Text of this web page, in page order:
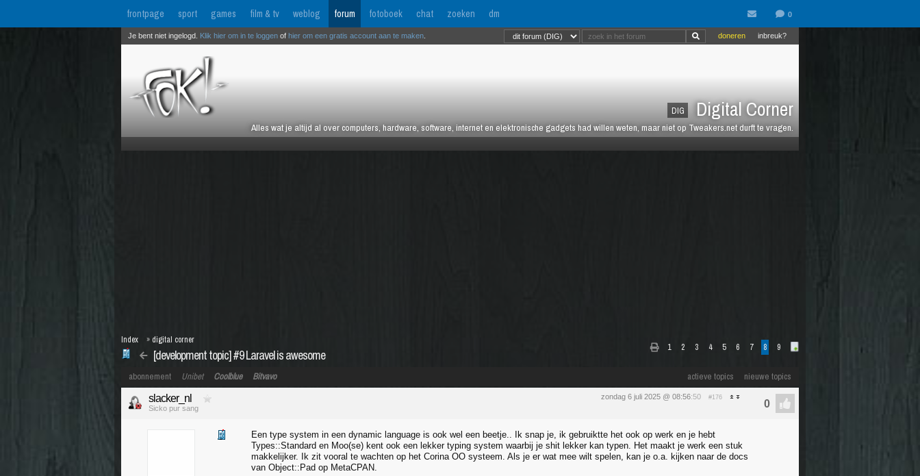
frontpage sport games film & tv weblog forum fotoboek chat zoeken dm
DIG Digital Corner
Alles wat je altijd al over computers, hardware, software, internet en elektronische gadgets had willen weten, maar niet op Tweakers.net durft te vragen.
inbreuk?
doneren
Je bent niet ingelogd. Klik hier om in te loggen of hier om een gratis account aan te maken
1 2 3 4 5 6 7 8 9
[development topic] #9 Laravel is awesome
Index » digital corner
actieve topics nieuwe topics
abonnement Unibet Coolblue Bitvavo
zondag 6 juli 2025 @ 08:56:50 #176
slacker_nl
Sicko pur sang
Een type system in een dynamic language is ook wel een beetje.. Ik snap je, ik gebruiktte het ook op werk en je hebt
Types::Standard en Moo(se) kent ook een lekker typing system waarbij je shit lekker kan typen. Het maakt je werk een stuk
makkelijker. Ik zit vooral te wachten op het Corina OO systeem. Als je er wat mee wilt spelen, kan je o.a. kijken naar de docs
van Object::Pad op MetaCPAN.